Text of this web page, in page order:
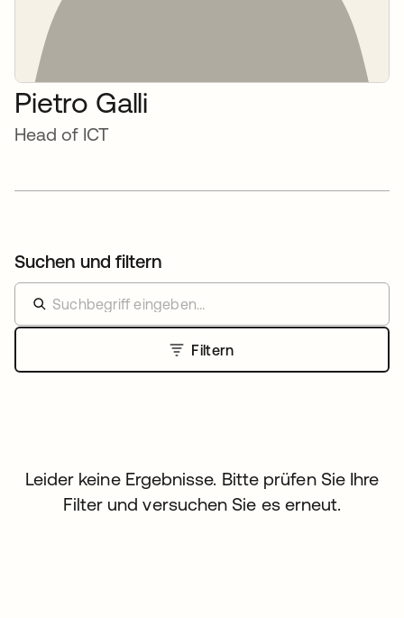
Pietro Galli
Head of ICT
Suchen und filtern
Filtern
Leider keine Ergebnisse. Bitte prüfen Sie Ihre
Filter und versuchen Sie es erneut.